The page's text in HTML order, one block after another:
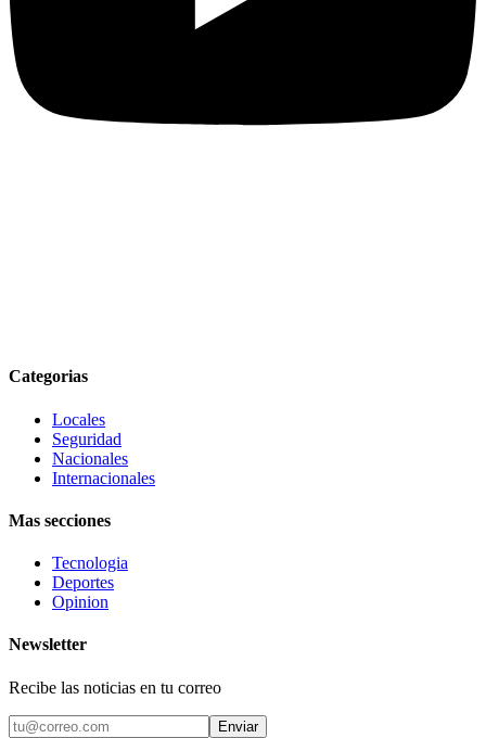
Categorias
Locales
Seguridad
Nacionales
Internacionales
Mas secciones
Tecnologia
Deportes
Opinion
Newsletter
Recibe las noticias en tu correo
Enviar